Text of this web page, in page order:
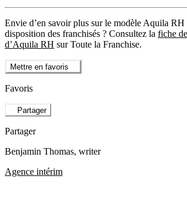
Envie d’en savoir plus sur le modèle Aquila RH
disposition des franchisés ? Consultez la fiche
d’Aquila RH sur Toute la Franchise.
Mettre en favoris
Favoris
Partager
Partager
Benjamin Thomas, writer
Agence intérim